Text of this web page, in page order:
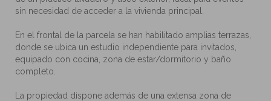
sin necesidad de acceder a la vivienda principal.
En el frontal de la parcela se han habilitado amplias terrazas,
donde se ubica un estudio independiente para invitados,
equipado con cocina, zona de estar/dormitorio y baño
completo.
La propiedad dispone además de una extensa zona de